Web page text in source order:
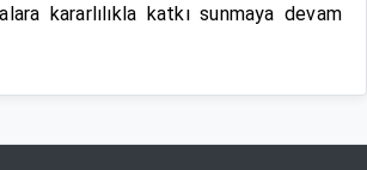
kararlılıkla katkı sunmaya devam